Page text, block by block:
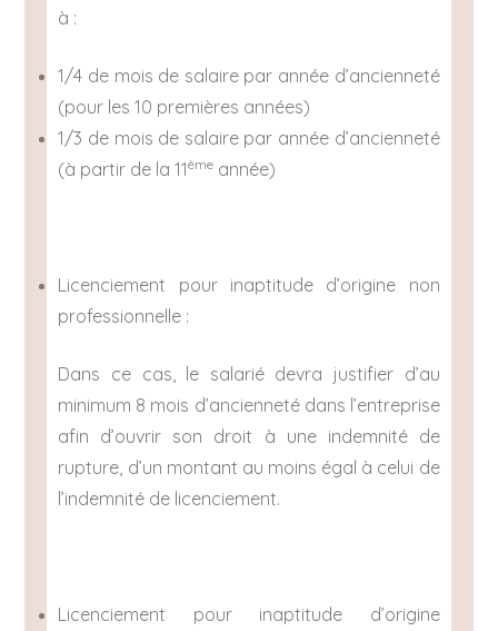
à :
1/4 de mois de salaire par année d’ancienneté
(pour les 10 premières années)
1/3 de mois de salaire par année d’ancienneté
(à partir de la 11ème année)
Licenciement pour inaptitude d’origine non
professionnelle :
Dans ce cas, le salarié devra justifier d’au
minimum 8 mois d’ancienneté dans l’entreprise
afin d’ouvrir son droit à une indemnité de
rupture, d’un montant au moins égal à celui de
l’indemnité de licenciement.
Licenciement pour inaptitude d’origine